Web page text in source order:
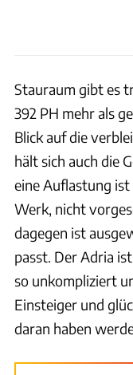
Stauraum gibt es
392 PH mehr als
Blick auf die
hält sich auch die
eine Auflastung ist
Werk, nicht
dagegen ist
passt. Der Adria
so unkompliziert
Einsteiger und
daran haben